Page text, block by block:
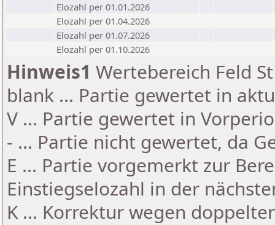
Elozahl per 01.01.2026
Elozahl per 01.04.2026
Elozahl per 01.07.2026
Elozahl per 01.10.2026
Hinweis1 Wertebereich Feld
blank ... Partie gewertet in
V ... Partie gewertet in
- ... Partie nicht gewertet, da
E ... Partie vorgemerkt zur
Einstiegselozahl in der
K ... Korrektur wegen